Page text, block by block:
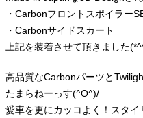
・Carbonフロントスポイラー
・Carbonサイドスカート
上記を装着させて頂きました
高品質なCarbonパーツと
たまらねーっす(^O^)/
愛車を更にカッコよく！スタ